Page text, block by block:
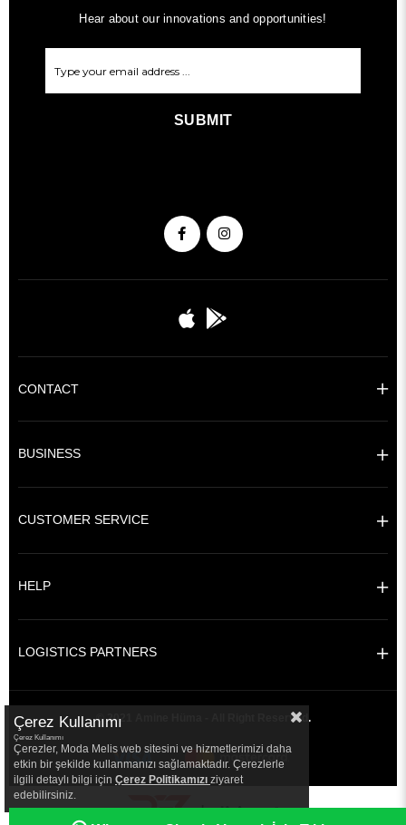
Hear about our innovations and opportunities!
SUBMIT
CONTACT
BUSINESS
CUSTOMER SERVICE
HELP
LOGISTICS PARTNERS
© 2021 Amine Hüma - All Right Reserved.
|
Çerez Kullanımı
Çerez Kullanımı
Çerezler, Moda Melis web sitesini ve hizmetlerimizi daha
etkin bir şekilde kullanmanızı sağlamaktadır. Çerezlerle
ilgili detaylı bilgi için Çerez Politikamızı ziyaret
edebilirsiniz.